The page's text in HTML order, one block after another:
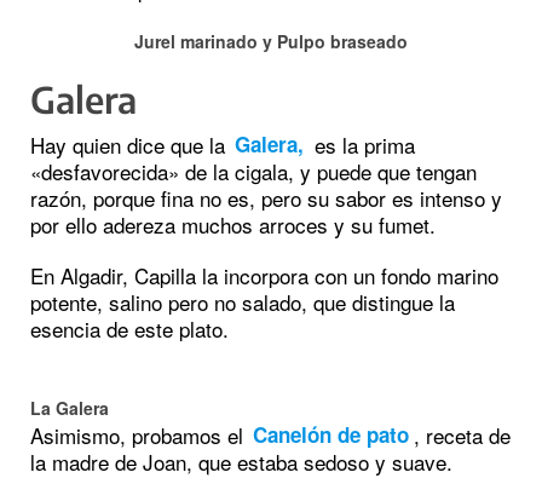
Jurel marinado y Pulpo braseado
Galera
Hay quien dice que la Galera, es la prima
«desfavorecida» de la cigala, y puede que tengan
razón, porque fina no es, pero su sabor es intenso y
por ello adereza muchos arroces y su fumet.
En Algadir, Capilla la incorpora con un fondo marino
potente, salino pero no salado, que distingue la
esencia de este plato.
La Galera
Asimismo, probamos el Canelón de pato , receta de
la madre de Joan, que estaba sedoso y suave.